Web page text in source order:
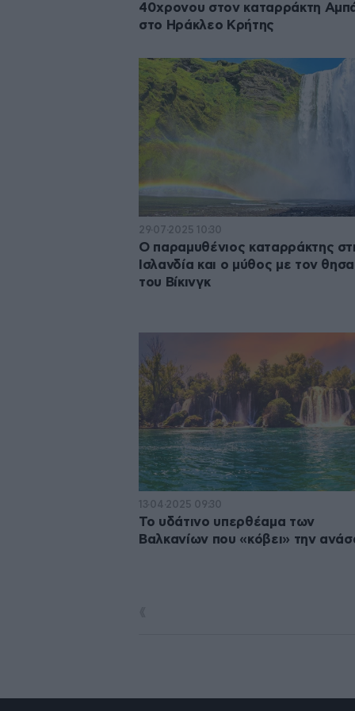
40χρονου στον καταρράκτη
στο Ηράκλεο Κρήτης
29·07·2025 10:30
Ο παραμυθένιος καταρράκτης
Ισλανδία και ο μύθος με τον
του Βίκινγκ
13·04·2025 09:30
Το υδάτινο υπερθέαμα των
Βαλκανίων που «κόβει» την